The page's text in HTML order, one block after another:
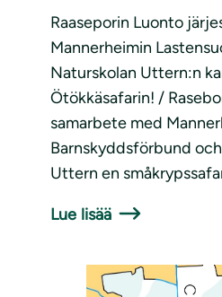
Raaseporin Luonto
Mannerheimin
Naturskolan Uttern:n
Ötökkäsafarin! /
samarbete med
Barnskyddsförbund
Uttern en
Lue lisää